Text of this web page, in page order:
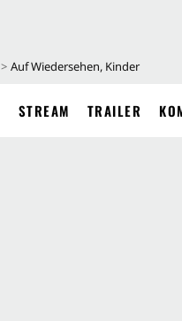
Auf Wiedersehen, Kinder
STREAM TRAILER